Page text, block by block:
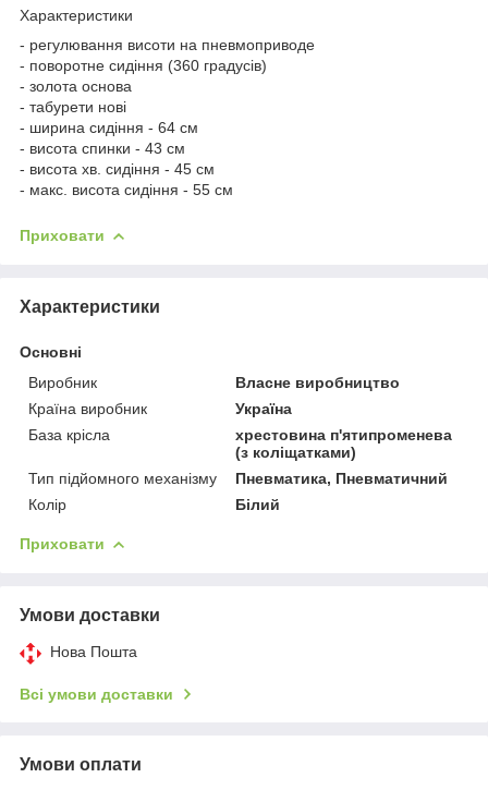
Характеристики
- регулювання висоти на пневмоприводе
- поворотне сидіння (360 градусів)
- золота основа
- табурети нові
- ширина сидіння - 64 см
- висота спинки - 43 см
- висота хв. сидіння - 45 см
- макс. висота сидіння - 55 см
Приховати
Характеристики
Основні
Виробник
Власне виробництво
Країна виробник
Україна
База крісла
хрестовина п'ятипроменева
(з коліщатками)
Тип підйомного механізму
Пневматика, Пневматичний
Колір
Білий
Приховати
Умови доставки
Нова Пошта
Всі умови доставки
Умови оплати